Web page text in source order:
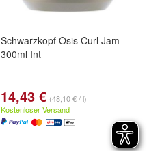
Schwarzkopf Osis Curl Jam
300ml Int
14,43 € (48,10 € / l)
Kostenloser Versand